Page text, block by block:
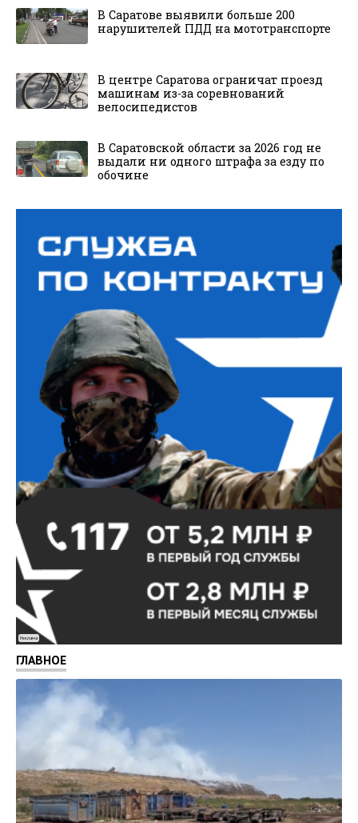
В Саратове выявили больше 200
нарушителей ПДД на мототранспорте
В центре Саратова ограничат проезд
машинам из-за соревнований
велосипедистов
В Саратовской области за 2026 год не
выдали ни одного штрафа за езду по
обочине
Реклама
ГЛАВНОЕ